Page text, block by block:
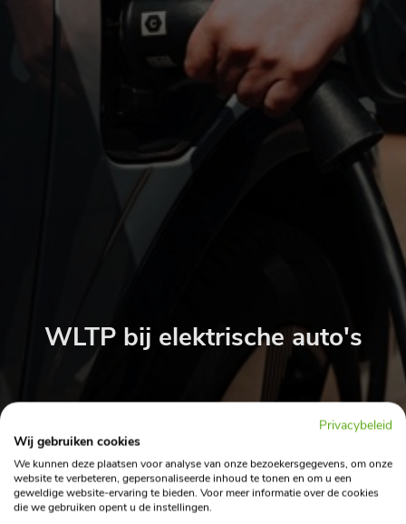
WLTP bij elektrische auto's
Home Nieuwsoverzicht
Geplaatst op 18 augustus 2025
Privacybeleid
Wij gebruiken cookies
We kunnen deze plaatsen voor analyse van onze bezoekersgegevens, om onze
website te verbeteren, gepersonaliseerde inhoud te tonen en om u een
geweldige website-ervaring te bieden. Voor meer informatie over de cookies
die we gebruiken opent u de instellingen.